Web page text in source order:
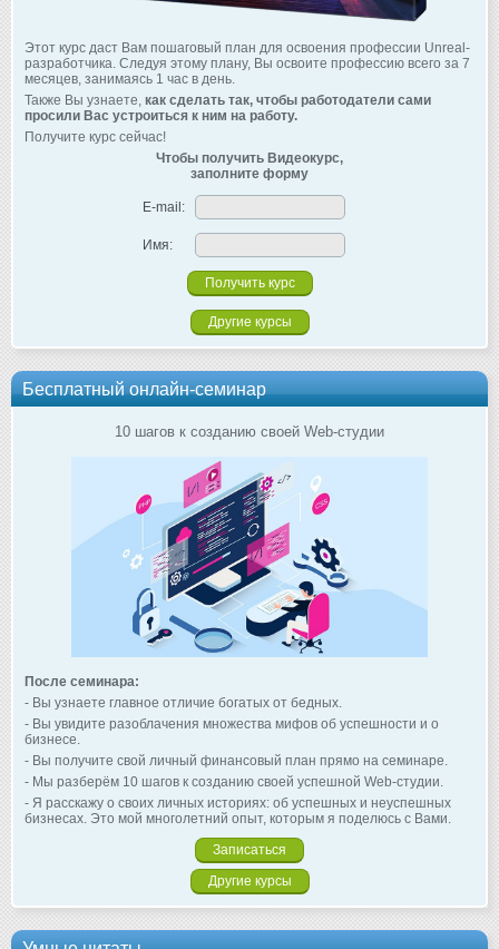
Этот курс даст Вам пошаговый план для освоения профессии Unreal-
разработчика. Следуя этому плану, Вы освоите профессию всего за 7
месяцев, занимаясь 1 час в день.
Также Вы узнаете, как сделать так, чтобы работодатели сами
просили Вас устроиться к ним на работу.
Получите курс сейчас!
Чтобы получить Видеокурс,
заполните форму
E-mail:
Имя:
Другие курсы
Бесплатный онлайн-семинар
10 шагов к созданию своей Web-студии
После семинара:
- Вы узнаете главное отличие богатых от бедных.
- Вы увидите разоблачения множества мифов об успешности и о
бизнесе.
- Вы получите свой личный финансовый план прямо на семинаре.
- Мы разберём 10 шагов к созданию своей успешной Web-студии.
- Я расскажу о своих личных историях: об успешных и неуспешных
бизнесах. Это мой многолетний опыт, которым я поделюсь с Вами.
Записаться
Другие курсы